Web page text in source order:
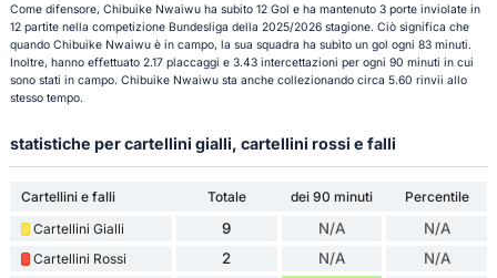
Come difensore, Chibuike Nwaiwu ha subito 12 Gol e ha mantenuto 3 porte inviolate in
12 partite nella competizione Bundesliga della 2025/2026 stagione. Ciò significa che
quando Chibuike Nwaiwu è in campo, la sua squadra ha subito un gol ogni 83 minuti.
Inoltre, hanno effettuato 2.17 placcaggi e 3.43 intercettazioni per ogni 90 minuti in cui
sono stati in campo. Chibuike Nwaiwu sta anche collezionando circa 5.60 rinvii allo
stesso tempo.
statistiche per cartellini gialli, cartellini rossi e falli
Cartellini e falli Totale dei 90 minuti
Percentile
Cartellini Gialli
9 N/A N/A
Cartellini Rossi 2 N/A N/A